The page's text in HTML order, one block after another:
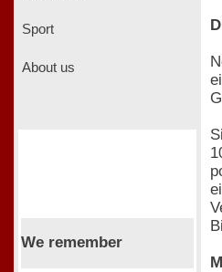
Sport
About us
We remember